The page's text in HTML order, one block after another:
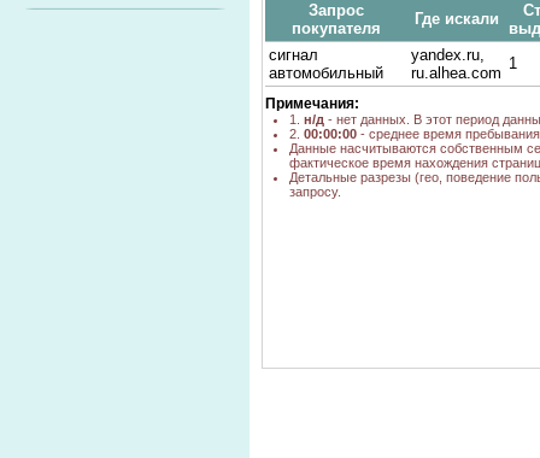
Запрос
покупателя
Где искали
сигнал
автомобильный
yandex.ru,
ru.alhea.com
1
Примечания:
1. н/д - нет данных. В этот период
2. 00:00:00 - среднее время
Данные насчитываются собственным
фактическое время нахождения
Детальные разрезы (гео, поведение
запросу.